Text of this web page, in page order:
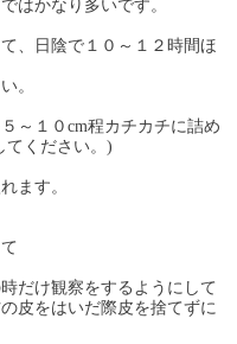
はかなり多いです。
、日陰で１０～１２時間ほ
。
～１０cm程カチカチに詰め
てください。)
ます。
だけ観察をするようにして
皮をはいだ際皮を捨てずに